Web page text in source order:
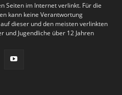
Seiten im Internet verlinkt. Für die
kann keine Verantwortung
dieser und den meisten verlinkten
und Jugendliche über 12 Jahren